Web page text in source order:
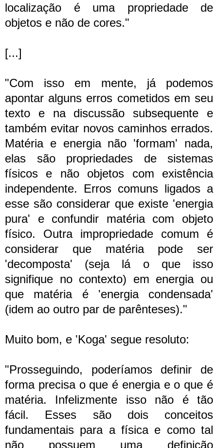
localização é uma propriedade de
objetos e não de cores."
[...]
"Com isso em mente, já podemos
apontar alguns erros cometidos em seu
texto e na discussão subsequente e
também evitar novos caminhos errados.
Matéria e energia não 'formam' nada,
elas são propriedades de sistemas
físicos e não objetos com existência
independente. Erros comuns ligados a
esse são considerar que existe 'energia
pura' e confundir matéria com objeto
físico. Outra impropriedade comum é
considerar que matéria pode ser
'decomposta' (seja lá o que isso
signifique no contexto) em energia ou
que matéria é 'energia condensada'
(idem ao outro par de parênteses)."
Muito bom, e 'Koga' segue resoluto:
"Prosseguindo, poderíamos definir de
forma precisa o que é energia e o que é
matéria. Infelizmente isso não é tão
fácil. Esses são dois conceitos
fundamentais para a física e como tal
não possuem uma definição